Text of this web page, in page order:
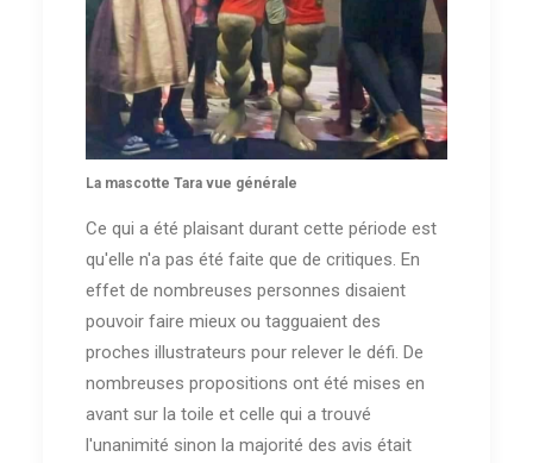
La mascotte Tara vue générale
Ce qui a été plaisant durant cette période est
qu'elle n'a pas été faite que de critiques. En
effet de nombreuses personnes disaient
pouvoir faire mieux ou tagguaient des
proches illustrateurs pour relever le défi. De
nombreuses propositions ont été mises en
avant sur la toile et celle qui a trouvé
l'unanimité sinon la majorité des avis était